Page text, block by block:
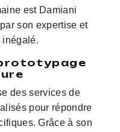
est Damiani
son expertise et
inégalé.
des services de
pour répondre
Grâce à son